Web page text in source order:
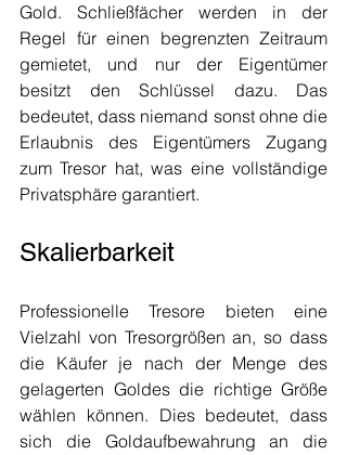
Gold. Schließfächer werden in der
Regel für einen begrenzten Zeitraum
gemietet, und nur der Eigentümer
besitzt den Schlüssel dazu. Das
bedeutet, dass niemand sonst ohne die
Erlaubnis des Eigentümers Zugang
zum Tresor hat, was eine vollständige
Privatsphäre garantiert.
Skalierbarkeit
Professionelle Tresore bieten eine
Vielzahl von Tresorgrößen an, so dass
die Käufer je nach der Menge des
gelagerten Goldes die richtige Größe
wählen können. Dies bedeutet, dass
sich die Goldaufbewahrung an die